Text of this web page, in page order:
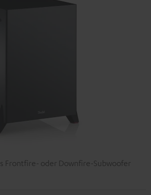
Frontfire- oder Downfire-Subwoofer